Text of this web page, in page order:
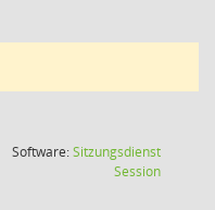
Software:Sitzungsdienst
Session(Wird in